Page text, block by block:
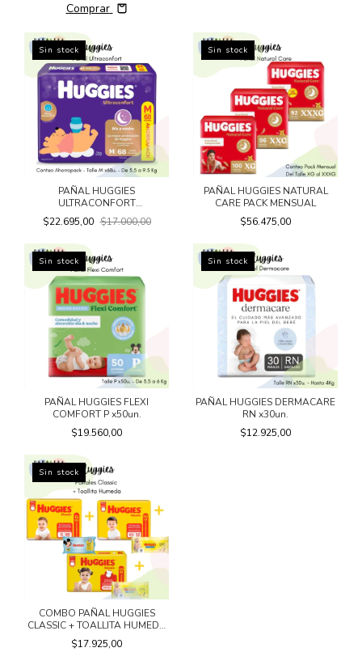
Comprar
Sin stock
PAÑAL HUGGIES
ULTRACONFORT
AHORRAPACK
$22.695,00 $17.000,00
Sin stock
PAÑAL HUGGIES NATURAL
CARE PACK MENSUAL
$56.475,00
Sin stock
PAÑAL HUGGIES FLEXI
COMFORT P x50un.
$19.560,00
Sin stock
PAÑAL HUGGIES DERMACARE
RN x30un.
$12.925,00
Sin stock
COMBO PAÑAL HUGGIES
CLASSIC + TOALLITA HUMEDA
X48 DE REGALO
$17.925,00